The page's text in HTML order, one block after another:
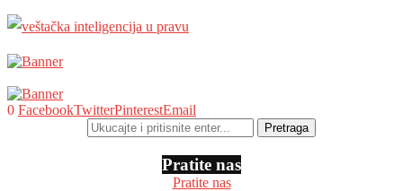
0 FacebookTwitterPinterestEmail
Pratite nas
Pratite nas